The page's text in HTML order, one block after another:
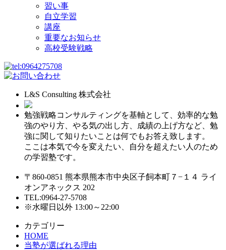
習い事
自立学習
講座
重要なお知らせ
高校受験戦略
L&S Consulting 株式会社
勉強戦略コンサルティングを基軸として、効率的な勉
強のやり方、やる気の出し方、成績の上げ方など、勉
強に関して知りたいことは何でもお答え致します。
ここは本気で今を変えたい、自分を超えたい人のため
の学習塾です。
〒860-0851 熊本県熊本市中央区子飼本町７−１４ ライ
オンアネックス 202
TEL:0964-27-5708
※水曜日以外 13:00～22:00
カテゴリー
HOME
当塾が選ばれる理由